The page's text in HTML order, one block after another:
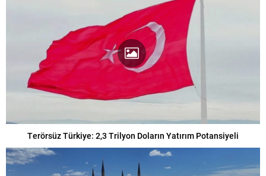
Terörsüz Türkiye: 2,3 Trilyon Doların Yatırım Potansiyeli